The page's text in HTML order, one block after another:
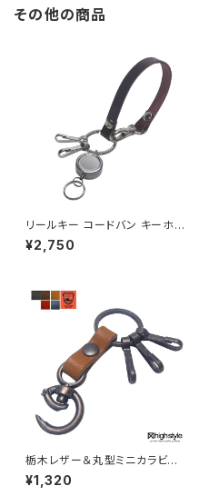
その他の商品
リールキー コードバン キーホル
ダー 日本製 新喜皮革コードバ
ン＆リールキー＆2連フック ル
2
¥2,750
栃木レザー＆丸型ミニカラビナ
アンティークカラー 3連キーフッ
ク キーホルダー hs-yam-767
¥1,320